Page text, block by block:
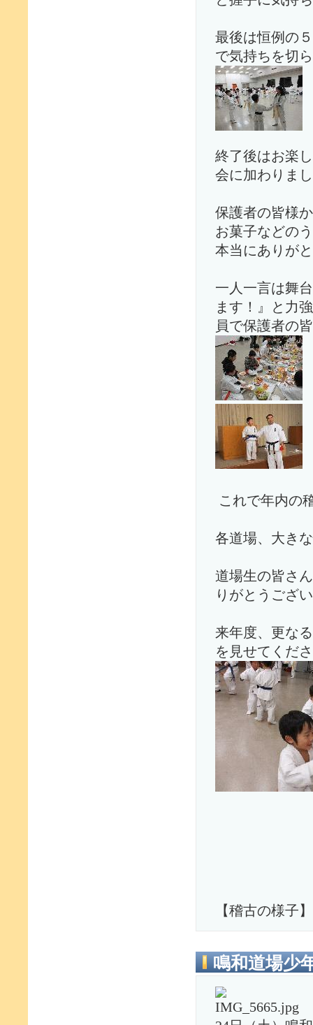
最後は恒例の
で気持ちを切
終了後はお楽
会に加わりま
保護者の皆様
お菓子などの
本当にありが
一人一言は舞
ます！』と力
員で保護者の
これで年内の
各道場、大き
道場生の皆さ
りがとうござ
来年度、更な
を見せてく
【稽古の様子】
鳴和道場少